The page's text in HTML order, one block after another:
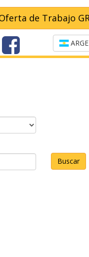
de Trabajo
Buscar